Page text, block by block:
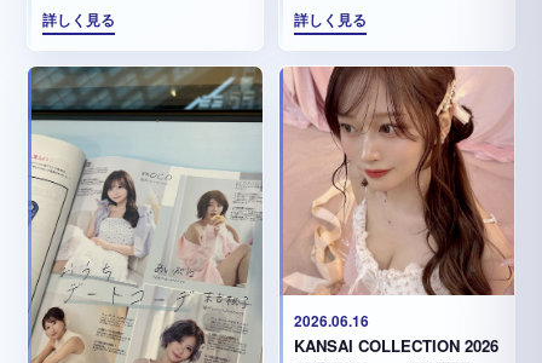
詳しく見る 詳しく見る
2026.06.16
KANSAI COLLECTION 2026